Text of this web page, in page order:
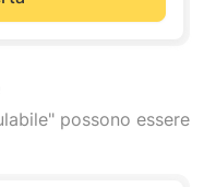
possono essere